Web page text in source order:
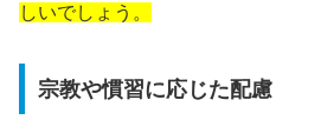
しいでしょう。
宗教や慣習に応じた配慮